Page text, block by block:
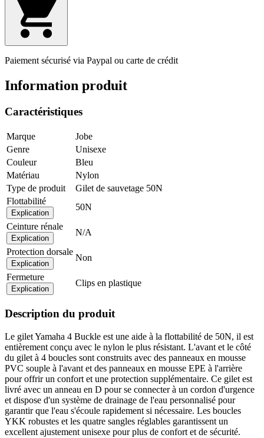
Paiement sécurisé via Paypal ou carte de crédit
Information produit
Caractéristiques
Marque
Jobe
Genre
Unisexe
Couleur
Bleu
Matériau
Nylon
Type de produit
Gilet de sauvetage 50N
Flottabilité
Explication
50N
Ceinture rénale
Explication
N/A
Protection dorsale
Explication
Non
Fermeture
Explication
Clips en plastique
Description du produit
Le gilet Yamaha 4 Buckle est une aide à la flottabilité de 50N, il est
entièrement conçu avec le nylon le plus résistant. L'avant et le côté
du gilet à 4 boucles sont construits avec des panneaux en mousse
PVC souple à l'avant et des panneaux en mousse EPE à l'arrière
pour offrir un confort et une protection supplémentaire. Ce gilet est
livré avec un anneau en D pour se connecter à un cordon d'urgence
et dispose d'un système de drainage de l'eau personnalisé pour
garantir que l'eau s'écoule rapidement si nécessaire. Les boucles
YKK robustes et les quatre sangles réglables garantissent un
excellent ajustement unisexe pour plus de confort et de sécurité.